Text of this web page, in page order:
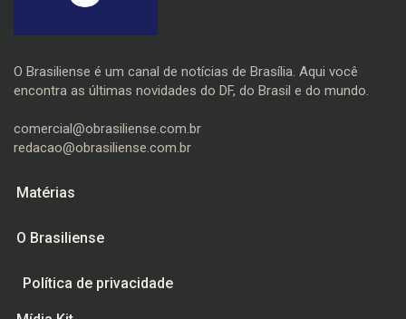
O Brasiliense é um canal de notícias de Brasília. Aqui você
encontra as últimas novidades do DF, do Brasil e do mundo.
comercial@obrasiliense.com.br
redacao@obrasiliense.com.br
Matérias
O Brasiliense
Política de privacidade